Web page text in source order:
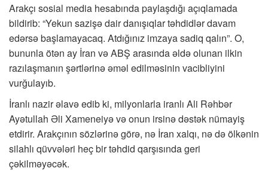
Arakçı sosial media hesabında paylaşdığı açıqlamada
bildirib: “Yekun sazişə dair danışıqlar təhdidlər davam
edərsə başlamayacaq. Atdığınız imzaya sadiq qalın”. O,
bununla ötən ay İran və ABŞ arasında əldə olunan ilkin
razılaşmanın şərtlərinə əməl edilməsinin vacibliyini
vurğulayıb.
İranlı nazir əlavə edib ki, milyonlarla iranlı Ali Rəhbər
Ayətullah Əli Xameneiyə və onun irsinə dəstək nümayiş
etdirir. Arakçının sözlərinə görə, nə İran xalqı, nə də ölkənin
silahlı qüvvələri heç bir təhdid qarşısında geri
çəkilməyəcək.